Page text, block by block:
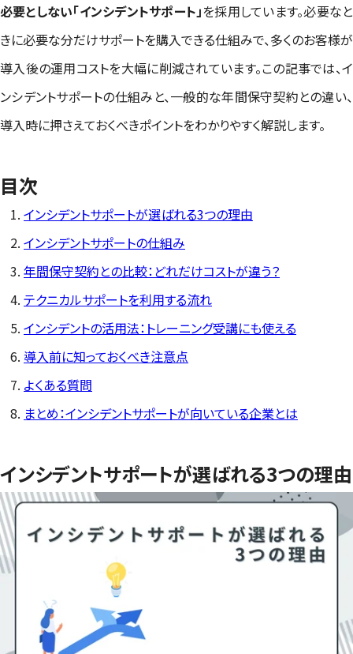
必要としない「インシデントサポート」を採用しています。必要なと
きに必要な分だけサポートを購入できる仕組みで、多くのお客様が
導入後の運用コストを大幅に削減されています。この記事では、イ
ンシデントサポートの仕組みと、一般的な年間保守契約との違い、
導入時に押さえておくべきポイントをわかりやすく解説します。
目次
インシデントサポートが選ばれる3つの理由
インシデントサポートの仕組み
年間保守契約との比較：どれだけコストが違う？
テクニカルサポートを利用する流れ
インシデントの活用法：トレーニング受講にも使える
導入前に知っておくべき注意点
よくある質問
まとめ：インシデントサポートが向いている企業とは
インシデントサポートが選ばれる3つの理由